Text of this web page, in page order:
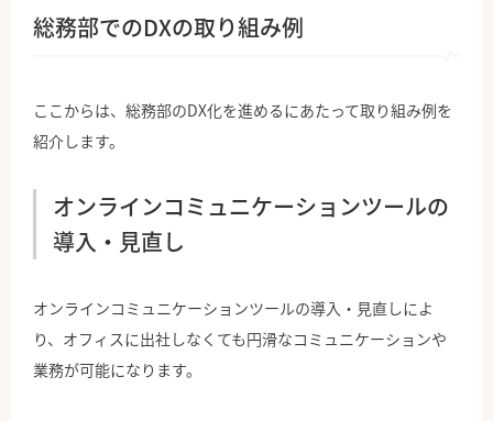
総務部でのDXの取り組み例
ここからは、総務部のDX化を進めるにあたって取り組み例を
紹介します。
オンラインコミュニケーションツールの
導入・見直し
オンラインコミュニケーションツールの導入・見直しによ
り、オフィスに出社しなくても円滑なコミュニケーションや
業務が可能になります。